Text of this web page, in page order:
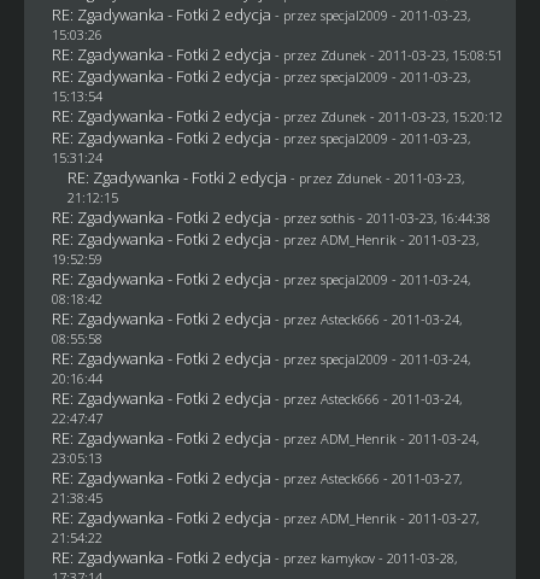
RE: Zgadywanka - Fotki 2 edycja - przez specjal2009 - 2011-03-23,
15:03:26
RE: Zgadywanka - Fotki 2 edycja - przez Zdunek - 2011-03-23, 15:08:51
RE: Zgadywanka - Fotki 2 edycja - przez specjal2009 - 2011-03-23,
15:13:54
RE: Zgadywanka - Fotki 2 edycja - przez Zdunek - 2011-03-23, 15:20:12
RE: Zgadywanka - Fotki 2 edycja - przez specjal2009 - 2011-03-23,
15:31:24
RE: Zgadywanka - Fotki 2 edycja - przez Zdunek - 2011-03-23,
21:12:15
RE: Zgadywanka - Fotki 2 edycja - przez sothis- 2011-03-23, 16:44:38
RE: Zgadywanka - Fotki 2 edycja - przez ADM_Henrik - 2011-03-23,
19:52:59
RE: Zgadywanka - Fotki 2 edycja - przez specjal2009 - 2011-03-24,
08:18:42
RE: Zgadywanka - Fotki 2 edycja - przez Asteck666 - 2011-03-24,
08:55:58
RE: Zgadywanka - Fotki 2 edycja - przez specjal2009 - 2011-03-24,
20:16:44
RE: Zgadywanka - Fotki 2 edycja - przez Asteck666 - 2011-03-24,
22:47:47
RE: Zgadywanka - Fotki 2 edycja - przez ADM_Henrik - 2011-03-24,
23:05:13
RE: Zgadywanka - Fotki 2 edycja - przez Asteck666 - 2011-03-27,
21:38:45
RE: Zgadywanka - Fotki 2 edycja - przez ADM_Henrik - 2011-03-27,
21:54:22
RE: Zgadywanka - Fotki 2 edycja - przez kamykov- 2011-03-28,